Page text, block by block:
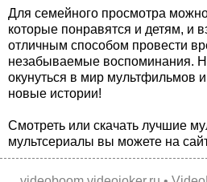
Для семейного просмотра
которые понравятся и детям, и
отличным способом провести
незабываемые воспоминания.
окунуться в мир мультфильмов
новые истории!
Смотреть или скачать лучшие
мультсериалы вы можете на